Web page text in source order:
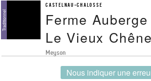
Traditionnel
CASTELNAU-CHALOSSE
Ferme Auberge
Le Vieux Chêne
Meyson
Nous indiquer une